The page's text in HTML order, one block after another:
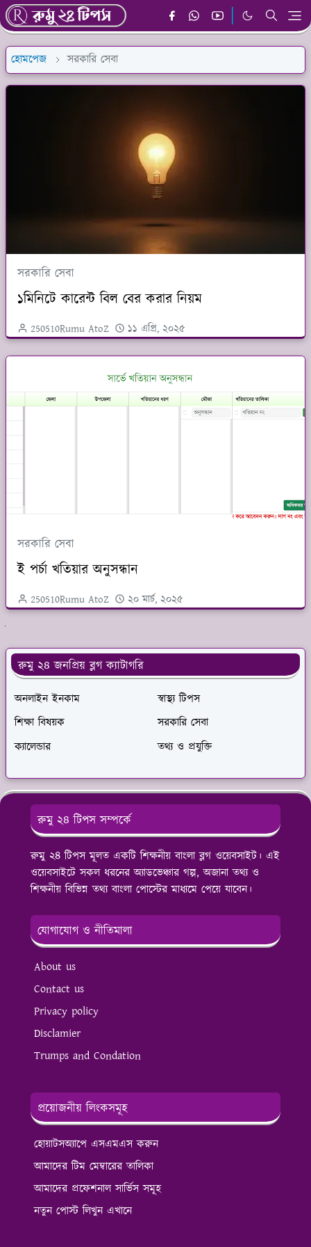
হোমপেজ সরকারি সেবা
সরকারি সেবা
১মিনিটে কারেন্ট বিল বের করার নিয়ম
250510Rumu AtoZ ১১ এপ্রি, ২০২৫
সরকারি সেবা
ই পর্চা খতিয়ার অনুসন্ধান
250510Rumu AtoZ ২০ মার্চ, ২০২৫
রুমু ২৪ জনপ্রিয় ব্লগ ক্যাটাগরি
অনলাইন ইনকাম
স্বাস্থ্য টিপস
শিক্ষা বিষয়ক
সরকারি সেবা
ক্যালেন্ডার
তথ্য ও প্রযুক্তি
রুমু ২৪ টিপস সম্পর্কে
রুমু ২৪ টিপস মূলত একটি শিক্ষনীয় বাংলা ব্লগ ওয়েবসাইট। এই
ওয়েবসাইটে সকল ধরনের অ্যাডভেঞ্চার গল্প, অজানা তথ্য ও
শিক্ষনীয় বিভিন্ন তথ্য বাংলা পোস্টের মাধ্যমে পেয়ে যাবেন।
যোগাযোগ ও নীতিমালা
About us
Contact us
Privacy policy
Disclamier
Trumps and Condation
প্রয়োজনীয় লিংকসমূহ
হোয়াটসঅ্যাপে এসএমএস করুন
আমাদের টিম মেম্বারের তালিকা
আমাদের প্রফেশনাল সার্ভিস সমূহ
নতুন পোস্ট লিখুন এখানে